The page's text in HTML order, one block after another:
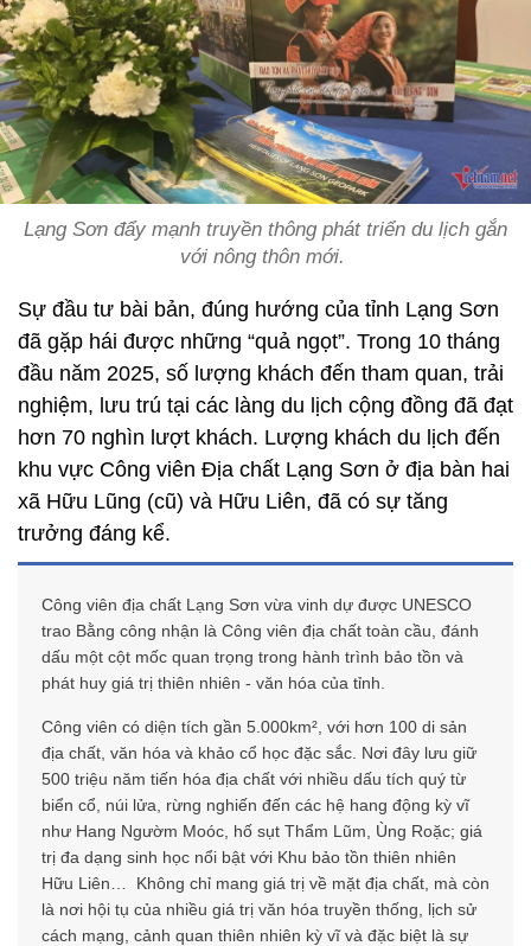
Lạng Sơn đẩy mạnh truyền thông phát triển du lịch gắn
với nông thôn mới.
Sự đầu tư bài bản, đúng hướng của tỉnh Lạng Sơn
đã gặp hái được những “quả ngọt”. Trong 10 tháng
đầu năm 2025, số lượng khách đến tham quan, trải
nghiệm, lưu trú tại các làng du lịch cộng đồng đã đạt
hơn 70 nghìn lượt khách. Lượng khách du lịch đến
khu vực Công viên Địa chất Lạng Sơn ở địa bàn hai
xã Hữu Lũng (cũ) và Hữu Liên, đã có sự tăng
trưởng đáng kể.
Công viên địa chất Lạng Sơn vừa vinh dự được UNESCO
trao Bằng công nhận là Công viên địa chất toàn cầu, đánh
dấu một cột mốc quan trọng trong hành trình bảo tồn và
phát huy giá trị thiên nhiên - văn hóa của tỉnh.
Công viên có diện tích gần 5.000km², với hơn 100 di sản
địa chất, văn hóa và khảo cổ học đặc sắc. Nơi đây lưu giữ
500 triệu năm tiến hóa địa chất với nhiều dấu tích quý từ
biển cổ, núi lửa, rừng nghiến đến các hệ hang động kỳ vĩ
như Hang Ngườm Moóc, hố sụt Thẩm Lũm, Ùng Roặc; giá
trị đa dạng sinh học nổi bật với Khu bảo tồn thiên nhiên
Hữu Liên… Không chỉ mang giá trị về mặt địa chất, mà còn
là nơi hội tụ của nhiều giá trị văn hóa truyền thống, lịch sử
cách mạng, cảnh quan thiên nhiên kỳ vĩ và đặc biệt là sự